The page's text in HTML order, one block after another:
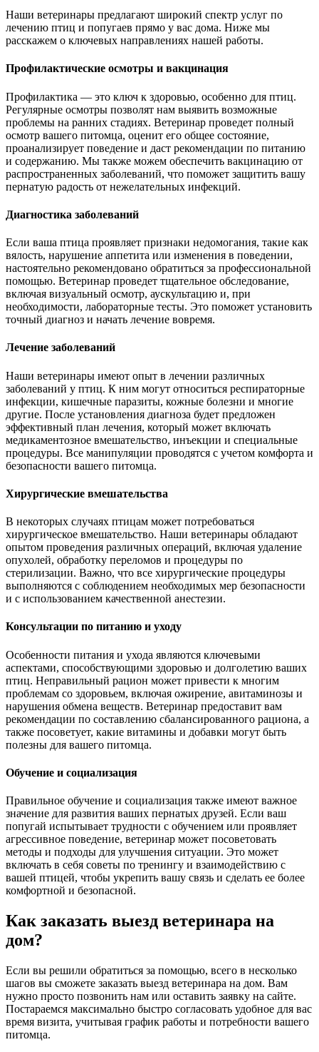
Наши ветеринары предлагают широкий спектр услуг по
лечению птиц и попугаев прямо у вас дома. Ниже мы
расскажем о ключевых направлениях нашей работы.
Профилактические осмотры и вакцинация
Профилактика — это ключ к здоровью, особенно для птиц.
Регулярные осмотры позволят нам выявить возможные
проблемы на ранних стадиях. Ветеринар проведет полный
осмотр вашего питомца, оценит его общее состояние,
проанализирует поведение и даст рекомендации по питанию
и содержанию. Мы также можем обеспечить вакцинацию от
распространенных заболеваний, что поможет защитить вашу
пернатую радость от нежелательных инфекций.
Диагностика заболеваний
Если ваша птица проявляет признаки недомогания, такие как
вялость, нарушение аппетита или изменения в поведении,
настоятельно рекомендовано обратиться за профессиональной
помощью. Ветеринар проведет тщательное обследование,
включая визуальный осмотр, аускультацию и, при
необходимости, лабораторные тесты. Это поможет установить
точный диагноз и начать лечение вовремя.
Лечение заболеваний
Наши ветеринары имеют опыт в лечении различных
заболеваний у птиц. К ним могут относиться респираторные
инфекции, кишечные паразиты, кожные болезни и многие
другие. После установления диагноза будет предложен
эффективный план лечения, который может включать
медикаментозное вмешательство, инъекции и специальные
процедуры. Все манипуляции проводятся с учетом комфорта и
безопасности вашего питомца.
Хирургические вмешательства
В некоторых случаях птицам может потребоваться
хирургическое вмешательство. Наши ветеринары обладают
опытом проведения различных операций, включая удаление
опухолей, обработку переломов и процедуры по
стерилизации. Важно, что все хирургические процедуры
выполняются с соблюдением необходимых мер безопасности
и с использованием качественной анестезии.
Консультации по питанию и уходу
Особенности питания и ухода являются ключевыми
аспектами, способствующими здоровью и долголетию ваших
птиц. Неправильный рацион может привести к многим
проблемам со здоровьем, включая ожирение, авитаминозы и
нарушения обмена веществ. Ветеринар предоставит вам
рекомендации по составлению сбалансированного рациона, а
также посоветует, какие витамины и добавки могут быть
полезны для вашего питомца.
Обучение и социализация
Правильное обучение и социализация также имеют важное
значение для развития ваших пернатых друзей. Если ваш
попугай испытывает трудности с обучением или проявляет
агрессивное поведение, ветеринар может посоветовать
методы и подходы для улучшения ситуации. Это может
включать в себя советы по тренингу и взаимодействию с
вашей птицей, чтобы укрепить вашу связь и сделать ее более
комфортной и безопасной.
Как заказать выезд ветеринара на
дом?
Если вы решили обратиться за помощью, всего в несколько
шагов вы сможете заказать выезд ветеринара на дом. Вам
нужно просто позвонить нам или оставить заявку на сайте.
Постараемся максимально быстро согласовать удобное для вас
время визита, учитывая график работы и потребности вашего
питомца.